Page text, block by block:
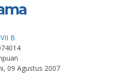
B
09 Agustus 2007